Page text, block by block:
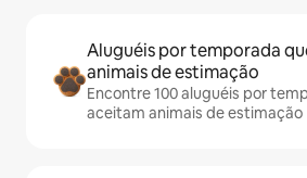
Aluguéis por temporada
animais de estimação
Encontre 100 aluguéis por
aceitam animais de estimação